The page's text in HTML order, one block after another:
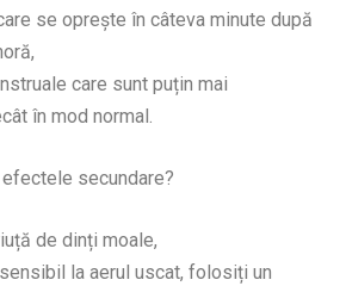
se oprește în câteva minute după
care sunt puțin mai
în mod normal.
secundare?
de dinți moale,
la aerul uscat, folosiți un